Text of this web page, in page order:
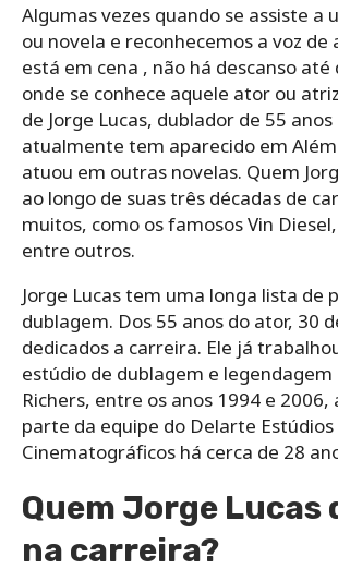
Algumas vezes quando se assiste a
ou novela e reconhecemos a voz
está em cena , não há descanso até
onde se conhece aquele ator ou
de Jorge Lucas, dublador de 55 anos
atualmente tem aparecido em
atuou em outras novelas. Quem
ao longo de suas três décadas de
muitos, como os famosos Vin
entre outros.
Jorge Lucas tem uma longa lista de
dublagem. Dos 55 anos do ator, 30
dedicados a carreira. Ele já
estúdio de dublagem e
Richers, entre os anos 1994 e
parte da equipe do Delarte Estúdios
Cinematográficos há cerca de 28
Quem Jorge Lucas
na carreira?